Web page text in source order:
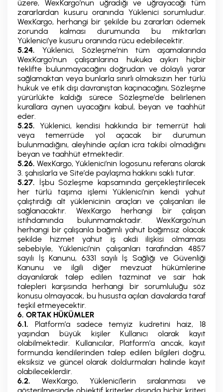
üzere, WexKargo’nun uğradığı ve uğrayacağı tüm
zararlardan kusuru oranında Yüklenici sorumludur.
WexKargo, herhangi bir şekilde bu zararları ödemek
zorunda kalması durumunda bu miktarları
Yüklenici’ye kusuru oranında rücu edebilecektir.
5.24. Yüklenici, Sözleşme’nin tüm aşamalarında
WexKargo’nun çalışanlarına hukuka aykırı hiçbir
teklifte bulunmayacağını doğrudan ve dolaylı yarar
sağlamaktan veya bunlarla sınırlı olmaksızın her türlü
hukuk ve etik dışı davranıştan kaçınacağını, Sözleşme
yürürlükte kaldığı sürece Sözleşme’de belirlenen
kurallara aynen uyacağını kabul, beyan ve taahhüt
eder.
5.25. Yüklenici, kendisi hakkında bir temerrüt hali
veya temerrüde yol açacak bir durumun
bulunmadığını, aleyhinde açılan icra takibi olmadığını
beyan ve taahhüt etmektedir.
5.26. WexKargo, Yüklenici’nin logosunu referans olarak
3. şahıslarla ve Site’de paylaşma hakkını saklı tutar.
5.27. İşbu Sözleşme kapsamında gerçekleştirilecek
her türlü taşıma işlemi Yüklenici’nin kendi yahut
çalıştırdığı alt yüklenicinin araçları ve çalışanları ile
sağlanacaktır. WexKargo herhangi bir çalışan
istihdamında bulunmamaktadır. WexKargo’nun
herhangi bir çalışanla bağımlı yahut bağımsız olacak
şekilde hizmet yahut iş akdi ilişkisi olmaması
sebebiyle, Yüklenici’nin çalışanları tarafından 4857
sayılı İş Kanunu, 6331 sayılı İş Sağlığı ve Güvenliği
Kanunu ve ilgili diğer mevzuat hükümlerine
dayanılarak talep edilen tazminat ve sair hak
talepleri karşısında herhangi bir sorumluluğu söz
konusu olmayacak, bu hususta açılan davalarda taraf
teşkil etmeyecektir.
6. ORTAK HÜKÜMLER
6.1. Platform’a sadece temyiz kudretini haiz, 18
yaşından büyük kişiler Kullanıcı olarak kayıt
olabilmektedir. Kullanıcılar, Platform’a ancak, kayıt
formunda kendilerinden talep edilen bilgileri doğru,
eksiksiz ve güncel olarak doldurmaları halinde kayıt
olabileceklerdir.
6.2. WexKargo, Yüklenici’lerin sıralanması ve